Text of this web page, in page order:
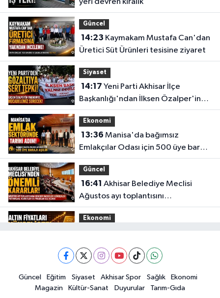
Güncel
14:23
Üretici Süt Ürünleri tesisine ziyaret
Siyaset
14:17
Başkanlığı'ndan İlksen Özalper'in
gözaltına alınmasına tepki
Ekonomi
13:36
Emlakçılar Odası için 500 üye barajı
aşıldı
Güncel
16:41
Ağustos ayı toplantısını
gerçekleştirdi
Ekonomi
15:02Akhisar'da sıcak hava etkisini
sürdürüyor! İşte 5 günlük hava
Güncel Eğitim Siyaset Akhisar Spor Sağlık
Ekonomi
Magazin
Kültür-Sanat Duyurular Tarım-Gıda